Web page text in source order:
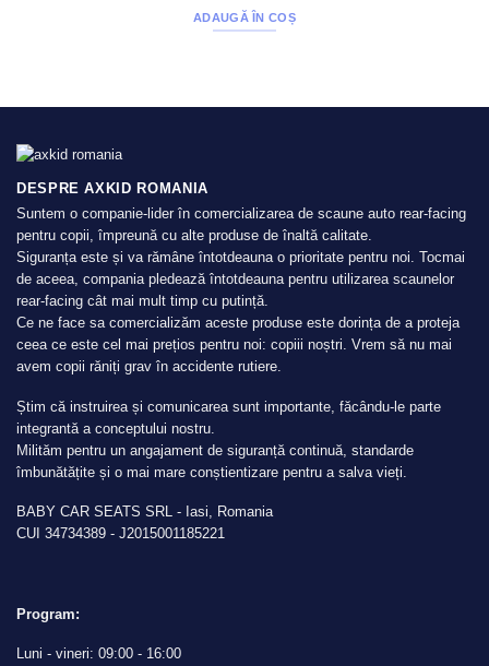
ADAUGĂ ÎN COȘ
DESPRE AXKID ROMANIA
Suntem o companie-lider în comercializarea de scaune auto rear-facing
pentru copii, împreună cu alte produse de înaltă calitate.
Siguranța este și va rămâne întotdeauna o prioritate pentru noi. Tocmai
de aceea, compania pledează întotdeauna pentru utilizarea scaunelor
rear-facing cât mai mult timp cu putință.
Ce ne face sa comercializăm aceste produse este dorința de a proteja
ceea ce este cel mai prețios pentru noi: copiii noștri. Vrem să nu mai
avem copii răniți grav în accidente rutiere.
Știm că instruirea și comunicarea sunt importante, făcându-le parte
integrantă a conceptului nostru.
Milităm pentru un angajament de siguranță continuă, standarde
îmbunătățite și o mai mare conștientizare pentru a salva vieți.
BABY CAR SEATS SRL - Iasi, Romania
CUI 34734389 - J2015001185221
Program:
Luni - vineri: 09:00 - 16:00